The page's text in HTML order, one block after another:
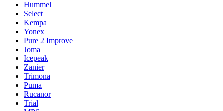
Hummel
Select
Kempa
Yonex
Pure 2 Improve
Joma
Icepeak
Zanier
Trimona
Puma
Rucanor
Trial